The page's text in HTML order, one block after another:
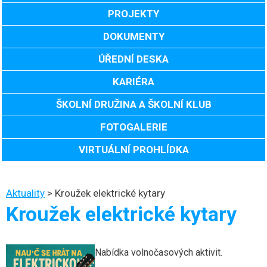
PROJEKTY
DOKUMENTY
ÚŘEDNÍ DESKA
KARIÉRA
ŠKOLNÍ DRUŽINA A ŠKOLNÍ KLUB
FOTOGALERIE
VIRTUÁLNÍ PROHLÍDKA
Aktuality > Kroužek elektrické kytary
Kroužek elektrické kytary
Nabídka volnočasových aktivit.